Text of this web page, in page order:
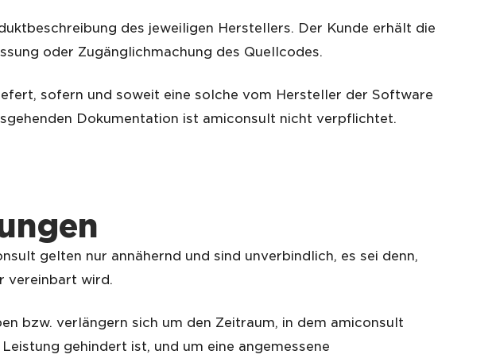
des jeweiligen Herstellers. Der Kunde erhält die
oder Zugänglichmachung des Quellcodes.
sofern und soweit eine solche vom Hersteller der Software
Dokumentation ist amiconsult nicht verpflichtet.
gelten nur annähernd und sind unverbindlich, es sei denn,
vereinbart wird.
bzw. verlängern sich um den Zeitraum, in dem amiconsult
gehindert ist, und um eine angemessene